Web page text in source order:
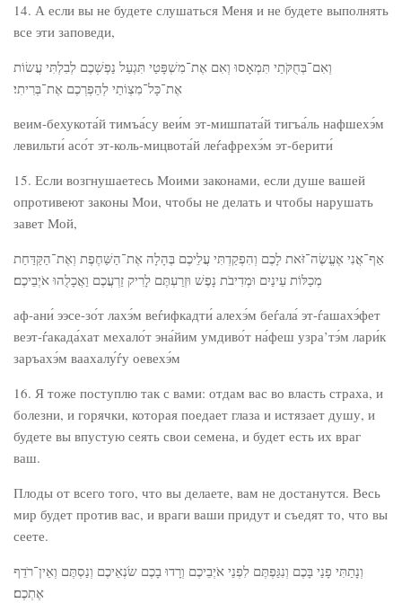
14. А если вы не будете слушаться Меня и не будете выполнять
все эти заповеди,
וְאִם־בְּחֻקֹּתַי תִּמְאָסוּ וְאִם אֶת־מִשְׁפָּטַי תִּגְעַל נַפְשְׁכֶם לְבִלְתִּי עֲשׂוֹת
אֶת־כָּל־מִצְוֹתַי לְהַפְרְכֶם אֶת־בְּרִיתִי׃
веим-бехукота́й тимъа́су веи́м эт-мишпата́й тигъа́ль нафшехэ́м
левильти́ асо́т эт-коль-мицвота́й леѓафрехэ́м эт-берити́
15. Если возгнушаетесь Моими законами, если душе вашей
опротивеют законы Мои, чтобы не делать и чтобы нарушать
завет Мой,
אַף־אֲנִי אֶעֱשֶׂה־זֹּאת לָכֶם וְהִפְקַדְתִּי עֲלֵיכֶם בֶּהָלָה אֶת־הַשַּׁחֶפֶת וְאֶת־הַקַּדַּחַת
מְכַלּוֹת עֵינַיִם וּמְדִיבֹת נָפֶשׁ וּזְרַעְתֶּם לָרִיק זַרְעֲכֶם וַאֲכָלֻהוּ אֹיְבֵיכֶם׃
аф-ани́ ээсе-зо́т лахэ́м веѓифкадти́ алехэ́м беѓала́ эт-ѓашахэ́фет
веэт-ѓакада́хат мехало́т эна́йим умдиво́т на́феш узра’тэ́м лари́к
заръахэ́м ваахалу́ѓу оевехэ́м
16. Я тоже поступлю так с вами: отдам вас во власть страха, и
болезни, и горячки, которая поедает глаза и истязает душу, и
будете вы впустую сеять свои семена, и будет есть их враг
ваш.
Плоды от всего того, что вы делаете, вам не достанутся. Весь
мир будет против вас, и враги ваши придут и съедят то, что вы
сеете.
וְנָתַתִּי פָנַי בָּכֶם וְנִגַּפְתֶּם לִפְנֵי אֹיְבֵיכֶם וְרָדוּ בָכֶם שֹׂנְאֵיכֶם וְנַסְתֶּם וְאֵין־רֹדֵף
אֶתְכֶם׃